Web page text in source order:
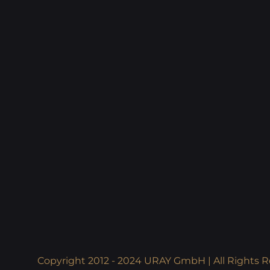
Copyright 2012 - 2024 URAY GmbH | All Rights